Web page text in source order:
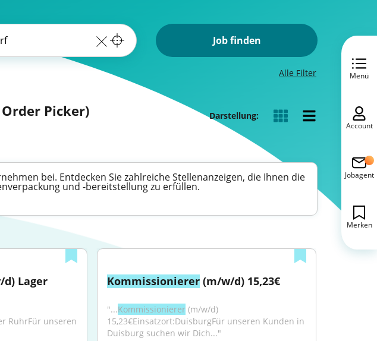
Job finden
Alle Filter
Picker) Darstellung:
bei. Entdecken Sie zahlreiche Stellenanzeigen, die Ihnen die
und -bereitstellung zu erfüllen.
Lager
RuhrFür unseren
Kommissionierer (m/w/d) 15,23€
"...Kommissionierer (m/w/d)
15,23€Einsatzort:DuisburgFür unseren Kunden in
Duisburg suchen wir Dich..."
Menü
Account
Jobagent
Merken